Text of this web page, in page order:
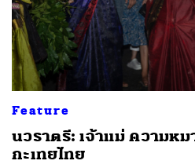
Feature
นวราตรี: เจ้าแม่ ความห
กะเทยไทย
ค้นหา